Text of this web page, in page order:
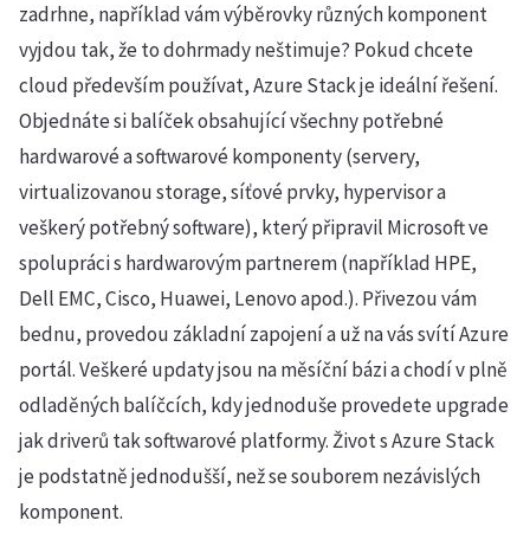
zadrhne, například vám výběrovky různých komponent
vyjdou tak, že to dohrmady neštimuje? Pokud chcete
cloud především používat, Azure Stack je ideální řešení.
Objednáte si balíček obsahující všechny potřebné
hardwarové a softwarové komponenty (servery,
virtualizovanou storage, síťové prvky, hypervisor a
veškerý potřebný software), který připravil Microsoft ve
spolupráci s hardwarovým partnerem (například HPE,
Dell EMC, Cisco, Huawei, Lenovo apod.). Přivezou vám
bednu, provedou základní zapojení a už na vás svítí Azure
portál. Veškeré updaty jsou na měsíční bázi a chodí v plně
odladěných balíčcích, kdy jednoduše provedete upgrade
jak driverů tak softwarové platformy. Život s Azure Stack
je podstatně jednodušší, než se souborem nezávislých
komponent.